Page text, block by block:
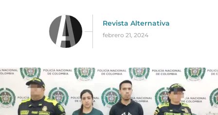
Revista Alternativa
febrero 21, 2024